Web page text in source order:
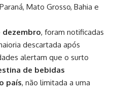
Mato Grosso, Bahia e
dezembro, foram notificadas
descartada após
alertam que o surto
de bebidas
país, não limitada a uma